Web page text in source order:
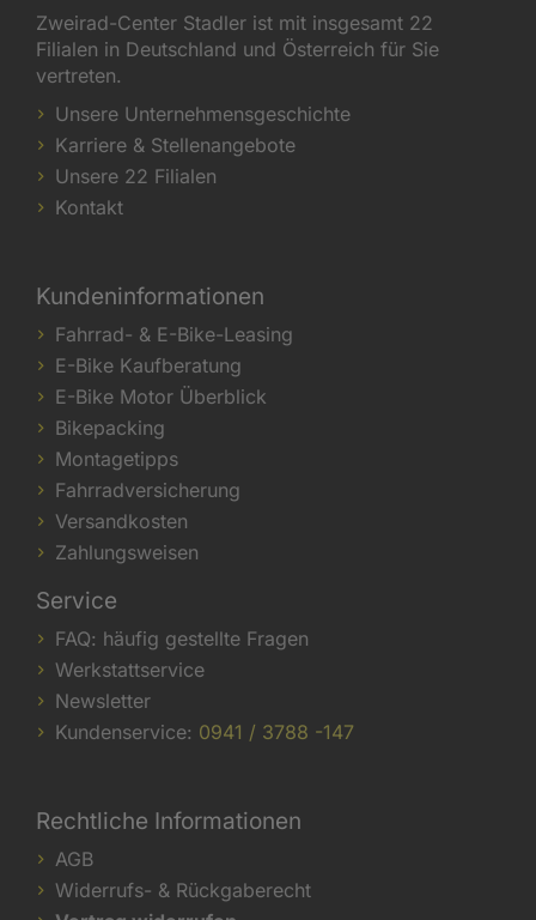
Zweirad-Center Stadler ist mit insgesamt 22
Filialen in Deutschland und Österreich für Sie
vertreten.
Unsere Unternehmensgeschichte
Karriere & Stellenangebote
Unsere 22 Filialen
Kontakt
Kundeninformationen
Fahrrad- & E-Bike-Leasing
E-Bike Kaufberatung
E-Bike Motor Überblick
Bikepacking
Montagetipps
Fahrradversicherung
Versandkosten
Zahlungsweisen
Service
FAQ: häufig gestellte Fragen
Werkstattservice
Newsletter
Kundenservice: 0941 / 3788 -147
Rechtliche Informationen
AGB
Widerrufs- & Rückgaberecht